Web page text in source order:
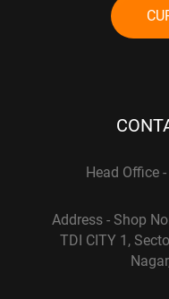
Head Office
Address - Shop
TDI CITY 1,